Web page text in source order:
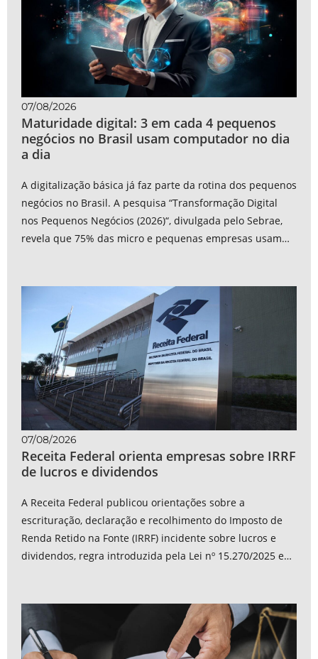
07/08/2026
Maturidade digital: 3 em cada 4 pequenos
negócios no Brasil usam computador no dia
a dia
A digitalização básica já faz parte da rotina dos pequenos
negócios no Brasil. A pesquisa “Transformação Digital
nos Pequenos Negócios (2026)“, divulgada pelo Sebrae,
revela que 75% das micro e pequenas empresas usam
07/08/2026
Receita Federal orienta empresas sobre IRRF
de lucros e dividendos
A Receita Federal publicou orientações sobre a
escrituração, declaração e recolhimento do Imposto de
Renda Retido na Fonte (IRRF) incidente sobre lucros e
dividendos, regra introduzida pela Lei nº 15.270/2025 e